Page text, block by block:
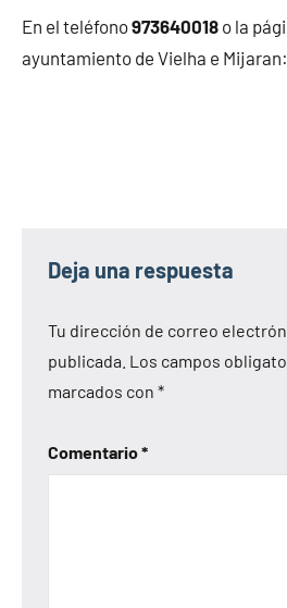
En el teléfono973640018 o la
ayuntamiento de Vielha e Mijaran:
Deja una respuesta
Tu dirección de correo
publicada. Los campos
marcados con *
Comentario*